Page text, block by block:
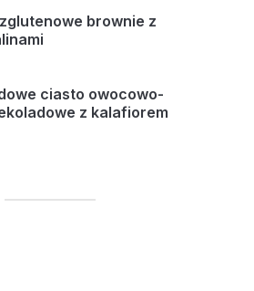
brownie z
ciasto owocowo-
z kalafiorem